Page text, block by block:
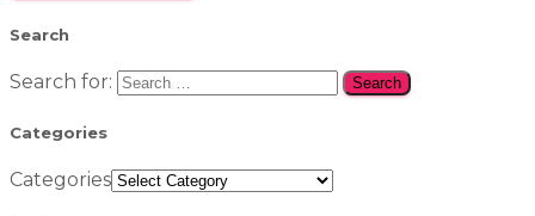
Search
Search for:
Categories
Categories